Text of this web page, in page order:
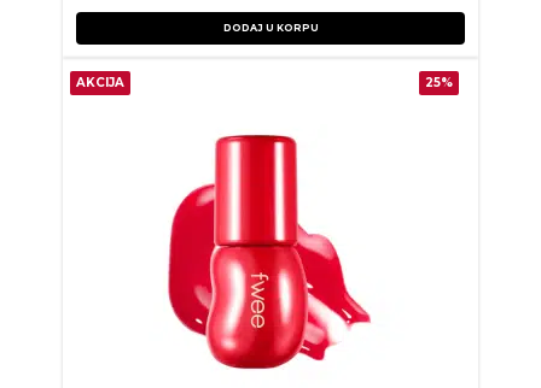
DODAJ U KORPU
AKCIJA 25%